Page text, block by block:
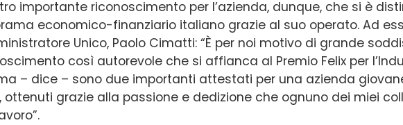
importante riconoscimento per l’azienda, dunque, che si è
economico-finanziario italiano grazie al suo operato. Ad
Unico, Paolo Cimatti: “È per noi motivo di grande
così autorevole che si affianca al Premio Felix per
– dice – sono due importanti attestati per una azienda
ottenuti grazie alla passione e dedizione che ognuno dei miei